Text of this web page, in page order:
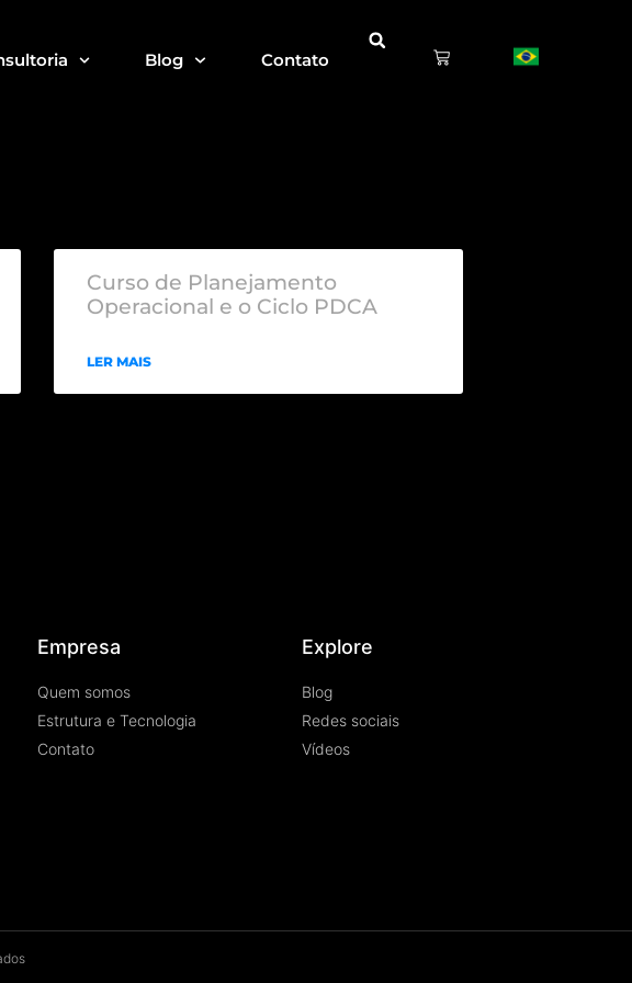
Blog Contato
Curso de Planejamento
Operacional e o Ciclo PDCA
LER MAIS
Empresa
Quem somos
Estrutura e Tecnologia
Contato
Explore
Blog
Redes sociais
Vídeos